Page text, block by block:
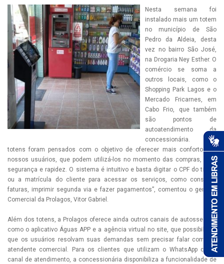
Nesta semana foi
instalado mais um totem
no município de São
Pedro da Aldeia, desta
vez no bairro São José,
na Drogaria Ney Esther. O
comércio se soma a
outros locais, como o
Shopping Park Lagos e o
Mercado Fricarnes, em
Cabo Frio, que também
são pontos de
autoatendimento da
concessionária. “Os
totens foram pensados com o objetivo de oferecer mais conforto aos
nossos usuários, que podem utilizá-los no momento das compras, com
segurança e rapidez. O sistema é intuitivo e basta digitar o CPF do titular
ou a matrícula do cliente para acessar os serviços, como consultar
faturas, imprimir segunda via e fazer pagamentos”, comentou o gerente
Comercial da Prolagos, Vitor Gabriel.
Além dos totens, a Prolagos oferece ainda outros canais de autosserviço
como o aplicativo Águas APP e a agência virtual no site, que possibilitam
que os usuários resolvam suas demandas sem precisar falar com um
atendente comercial. Para os clientes que utilizam o WhatsApp como
canal de atendimento, a concessionária disponibiliza a funcionalidade de